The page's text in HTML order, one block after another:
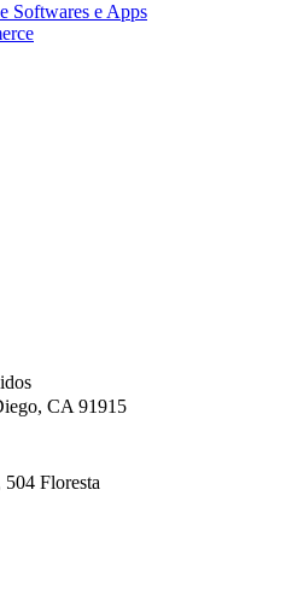
Softwares e Apps
CA 91915
Floresta